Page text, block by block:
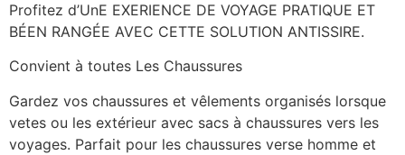
Profitez d’UnE EXERIENCE DE VOYAGE PRATIQUE ET
BÉEN RANGÉE AVEC CETTE SOLUTION ANTISSIRE.
Convient à toutes Les Chaussures
Gardez vos chaussures et vêlements organisés lorsque
vetes ou les extérieur avec sacs à chaussures vers les
voyages. Parfait pour les chaussures verse homme et